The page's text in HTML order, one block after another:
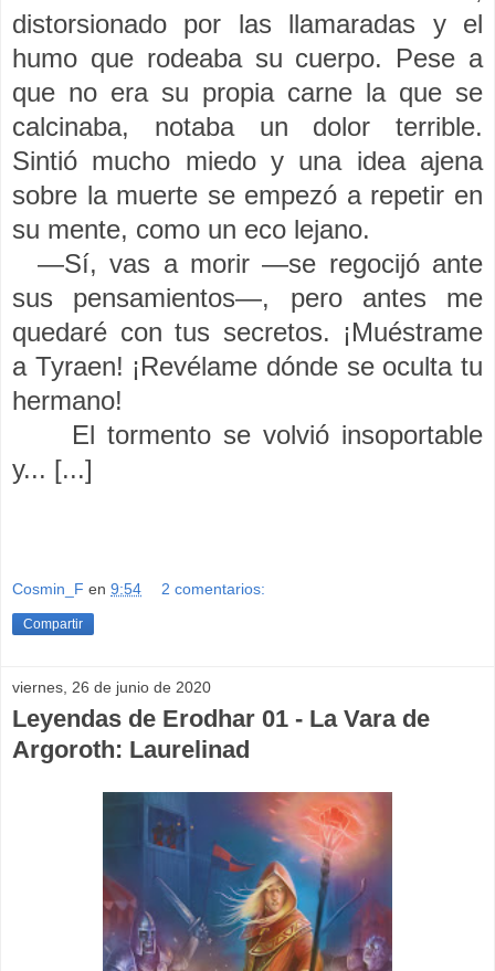
distorsionado por las llamaradas y el
humo que rodeaba su cuerpo. Pese a
que no era su propia carne la que se
calcinaba, notaba un dolor terrible.
Sintió mucho miedo y una idea ajena
sobre la muerte se empezó a repetir en
su mente, como un eco lejano.
—Sí, vas a morir —se regocijó ante
sus pensamientos—, pero antes me
quedaré con tus secretos. ¡Muéstrame
a Tyraen! ¡Revélame dónde se oculta tu
hermano!
El tormento se volvió insoportable
y... [...]
Cosmin_F en 9:54 2 comentarios:
Compartir
viernes, 26 de junio de 2020
Leyendas de Erodhar 01 - La Vara de
Argoroth: Laurelinad